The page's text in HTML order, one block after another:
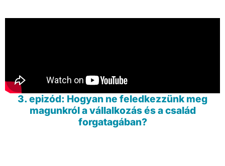
3. epizód: Hogyan ne feledkezzünk meg
magunkról a vállalkozás és a család
forgatagában?